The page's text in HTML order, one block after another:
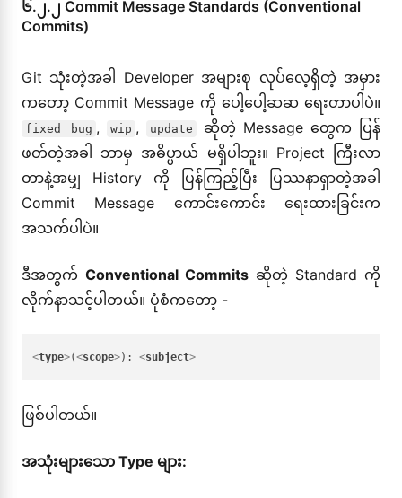
၆.၂.၂ Commit Message Standards (Conventional
Commits)
Git သုံးတဲ့အခါ Developer အများစု လုပ်လေ့ရှိတဲ့ အမှား
ကတော့ Commit Message ကို ပေါ့ပေါ့ဆဆ ရေးတာပါပဲ။
fixed bug , wip , update
ဆိုတဲ့ Message တွေက ပြန်
ဖတ်တဲ့အခါ ဘာမှ အဓိပ္ပာယ် မရှိပါဘူး။ Project ကြီးလာ
တာနဲ့အမျှ History ကို ပြန်ကြည့်ပြီး ပြဿနာရှာတဲ့အခါ
Commit Message ကောင်းကောင်း ရေးထားခြင်းက
အသက်ပါပဲ။
ဒီအတွက် Conventional Commits ဆိုတဲ့ Standard ကို
လိုက်နာသင့်ပါတယ်။ ပုံစံကတော့ -
<type>(<scope>): <subject>
ဖြစ်ပါတယ်။
အသုံးများသော Type များ: